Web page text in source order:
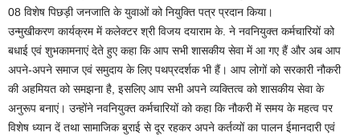
08 विशेष पिछड़ी जनजाति के युवाओं को नियुक्ति पत्र प्रदान किया।
उन्मुखीकरण कार्यक्रम में कलेक्टर श्री विजय दयाराम के. ने नवनियुक्त कर्मचारियों को
बधाई एवं शुभकामनाएं देते हुए कहा कि आप सभी शासकीय सेवा में आ गए हैं और अब आप
अपने-अपने समाज एवं समुदाय के लिए पथप्रदर्शक भी हैं। आप लोगों को सरकारी नौकरी
की अहमियत को समझना है, इसलिए आप सभी अपने व्यक्तित्व को शासकीय सेवा के
अनुरूप बनाएं। उन्होंने नवनियुक्त कर्मचारियों को कहा कि नौकरी में समय के महत्व पर
विशेष ध्यान दें तथा सामाजिक बुराई से दूर रहकर अपने कर्तव्यों का पालन ईमानदारी एवं